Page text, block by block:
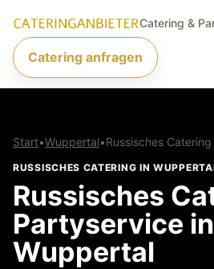
Catering anfragen
Start•Wuppertal•Russisches Catering
RUSSISCHES CATERING IN
Russisches
Partyservice in
Wuppertal